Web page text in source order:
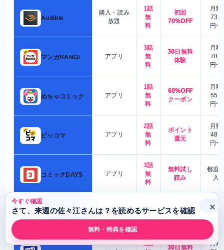
Audible
購入・読み
放題
1話
無
料
初回
70%OFF
月額
730
円〜
マンガBANG! アプリ
3話
無
料
30日無料
体験
月額
780
円〜
めちゃコミック アプリ
1話
無
料
60%OFF
クーポン
月額
550
円〜
ピッコマ アプリ
2話
無
料
ポイント
還元
月額
480
円〜
コミックDAYS アプリ
3話
無
料
無料試し
読み
都度
入
LINEマンガ アプリ
無
料
初回
70%OFF
月額
円〜
1話
30日無料
月額
今すぐ確認
さて、来週の佐々江さんは？を読めるサービスを確認
無料・特典を確認
×